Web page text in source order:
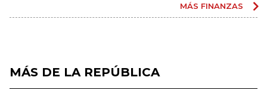
MÁS FINANZAS
MÁS DE LA REPÚBLICA